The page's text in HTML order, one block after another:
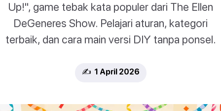
Up!", game tebak kata populer dari The Ellen
DeGeneres Show. Pelajari aturan, kategori
terbaik, dan cara main versi DIY tanpa ponsel.
✍️ 1 April 2026